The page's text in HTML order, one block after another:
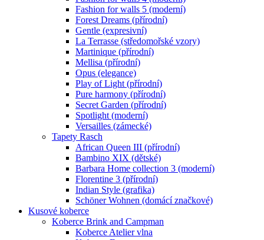
Fashion for walls 5 (moderní)
Forest Dreams (přírodní)
Gentle (expresivní)
La Terrasse (středomořské vzory)
Martinique (přírodní)
Mellisa (přírodní)
Opus (elegance)
Play of Light (přírodní)
Pure harmony (přírodní)
Secret Garden (přírodní)
Spotlight (moderní)
Versailles (zámecké)
Tapety Rasch
African Queen III (přírodní)
Bambino XIX (dětské)
Barbara Home collection 3 (moderní)
Florentine 3 (přírodní)
Indian Style (grafika)
Schöner Wohnen (domácí značkové)
Kusové koberce
Koberce Brink and Campman
Koberce Atelier vlna